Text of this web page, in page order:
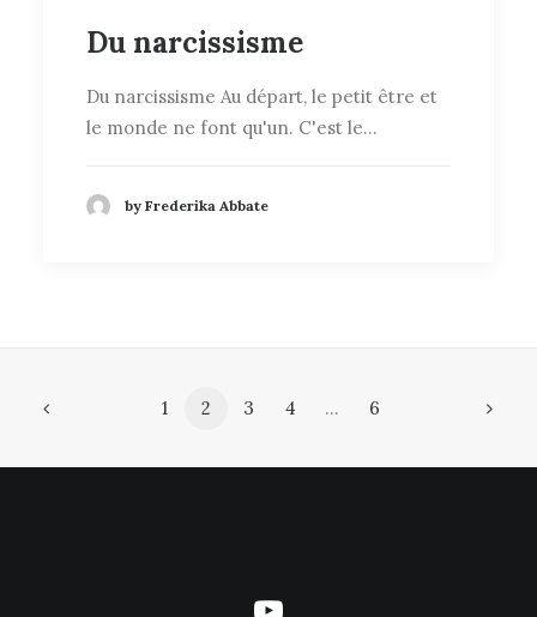
Du narcissisme
Du narcissisme Au départ, le petit être et
le monde ne font qu'un. C'est le…
by Frederika Abbate
1 2 3 4 … 6